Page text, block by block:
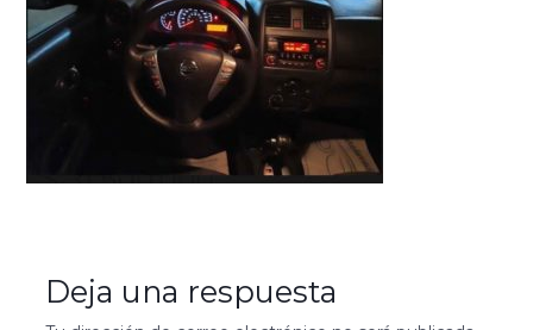
Deja una respuesta